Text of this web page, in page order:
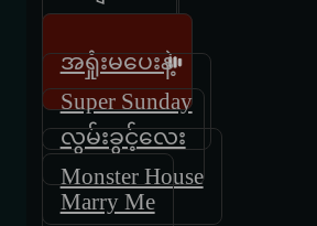
အရှုံးမပေးနဲ့
Super Sunday
လွမ်းခွင့်လေး
Monster House
Marry Me